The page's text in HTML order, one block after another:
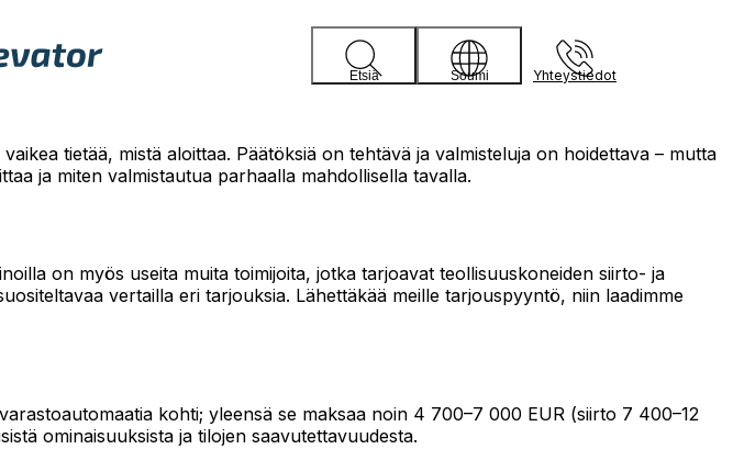
Etsiä Soumi Yhteystiedot
tietää, mistä aloittaa. Päätöksiä on tehtävä ja valmisteluja on hoidettava – mutta
ja miten valmistautua parhaalla mahdollisella tavalla.
on myös useita muita toimijoita, jotka tarjoavat teollisuuskoneiden siirto- ja
vertailla eri tarjouksia. Lähettäkää meille tarjouspyyntö, niin laadimme
kohti; yleensä se maksaa noin 4 700–7 000 EUR (siirto 7 400–12
ominaisuuksista ja tilojen saavutettavuudesta.